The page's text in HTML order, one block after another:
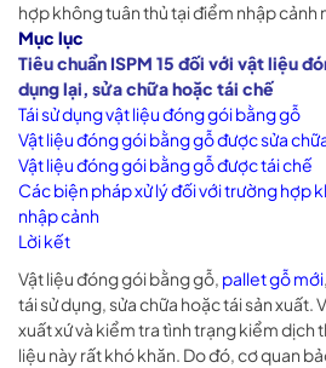
hợp không tuân thủ tại điểm nhập cảnh
Mục lục
Tiêu chuẩn ISPM 15 đối với vật liệu
dụng lại, sửa chữa hoặc tái chế
Tái sử dụng vật liệu đóng gói bằng gỗ
Vật liệu đóng gói bằng gỗ được sửa
Vật liệu đóng gói bằng gỗ được tái chế
Các biện pháp xử lý đối với trường hợp
nhập cảnh
Lời kết
Vật liệu đóng gói bằng gỗ, pallet gỗ mới,
tái sử dụng, sửa chữa hoặc tái sản xuất.
xuất xứ và kiểm tra tình trạng kiểm dịch
liệu này rất khó khăn. Do đó, cơ quan